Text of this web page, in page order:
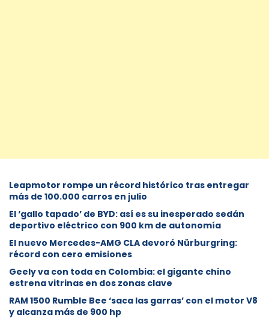
Leapmotor rompe un récord histórico tras entregar
más de 100.000 carros en julio
El ‘gallo tapado’ de BYD: así es su inesperado sedán
deportivo eléctrico con 900 km de autonomía
El nuevo Mercedes-AMG CLA devoró Nürburgring:
récord con cero emisiones
Geely va con toda en Colombia: el gigante chino
estrena vitrinas en dos zonas clave
RAM 1500 Rumble Bee ‘saca las garras’ con el motor V8
y alcanza más de 900 hp